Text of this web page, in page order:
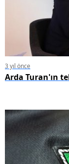
3 yıl önce
Arda Turan'ın